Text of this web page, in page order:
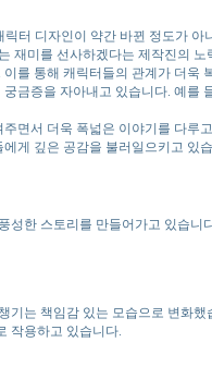
터 디자인이 약간 바뀐 정도가 아
재미를 선사하겠다는 제작진의 노
를 통해 캐릭터들의 관계가 더욱
금증을 자아내고 있습니다. 예를
면서 더욱 폭넓은 이야기를 다루
게 깊은 공감을 불러일으키고 있
성한 스토리를 만들어가고 있습니
는 책임감 있는 모습으로 변화했
작용하고 있습니다.